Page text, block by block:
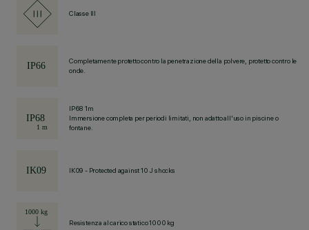
Classe III
Completamente protetto contro la penetrazione della polvere, protetto contro le
onde.
IP68 1m
Immersione completa per periodi limitati, non adatto all'uso in piscine o
fontane.
IK09 - Protected against 10 J shocks
Resistenza al carico statico 1000 kg